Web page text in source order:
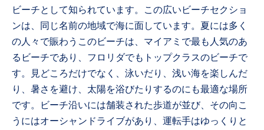
ビーチとして知られています。この広いビーチセクショ
ンは、同じ名前の地域で海に面しています。夏には多く
の人々で賑わうこのビーチは、マイアミで最も人気のあ
るビーチであり、フロリダでもトップクラスのビーチで
す。見どころだけでなく、泳いだり、浅い海を楽しんだ
り、暑さを避け、太陽を浴びたりするのにも最適な場所
です。ビーチ沿いには舗装された歩道が並び、その向こ
うにはオーシャンドライブがあり、運転手はゆっくりと